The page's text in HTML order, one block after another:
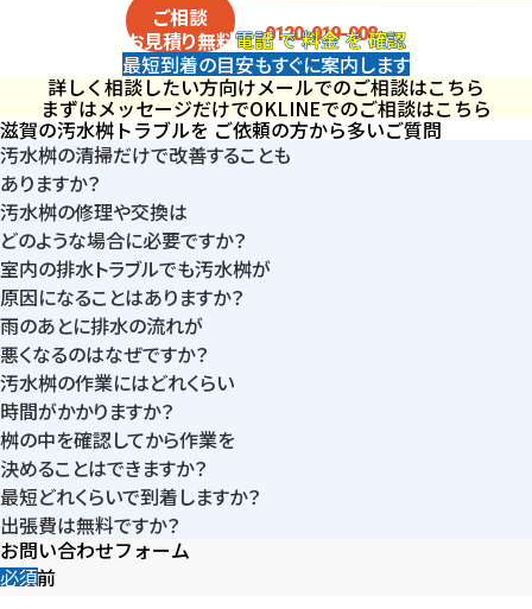
ご相談
お見積り無料電話で料金を確認
0120-019-008
最短到着の目安もすぐに案内します
詳しく相談したい方向けメールでのご相談はこちら
まずはメッセージだけでOKLINEでのご相談はこちら
滋賀の汚水桝トラブルを ご依頼の方から多いご質問
汚水桝の清掃だけで改善することも
ありますか？
はい。桝内部に汚泥や油分が溜まっているだけであれば、清掃の
みで排水の流れが改善するケースもあります。現地で桝の状態を
確認し、清掃で対応できるかどうかを判断します。
汚水桝の修理や交換は
どのような場合に必要ですか？
桝のズレ・ひび割れ・破損など構造的な問題がある場合は、清掃だ
けでは改善しないため修理や交換が必要になることがあります。
状態を確認したうえで、必要な作業内容をご説明します。
室内の排水トラブルでも汚水桝が
原因になることはありますか？
はい。キッチンやトイレの流れが悪い場合でも、実際には屋外の汚
水桝に汚れが溜まっていることが原因になっているケースがありま
す。桝の状態を確認することで、根本原因の特定につながります。
雨のあとに排水の流れが
悪くなるのはなぜですか？
汚水桝の破損やズレにより土砂が流入している場合、雨水と一緒
に堆積物が増え、排水経路を塞ぐことがあります。このような場合
は桝内部の確認や修理が必要になることがあります。
汚水桝の作業にはどれくらい
時間がかかりますか？
清掃であれば60分前後、部分修理や交換が必要な場合は2〜4時
間程度かかるケースが多くなっています。作業前に目安時間をご案
内します。
桝の中を確認してから作業を
決めることはできますか？
はい。現地で桝内部の状態を確認したうえで、清掃・高圧洗浄・修
理・交換のどの対応が必要かをご説明します。内容にご納得いただ
いてから作業を行います。
最短どれくらいで到着しますか？
拠点からの距離によりますが、最短20分～で到着できます。交通状
況により変動しますが、受付時に実際の到着予定をお伝えしていま
す。
出張費は無料ですか？
はい。滋賀県全域で出張費は無料です。距離に関係なく追加料金
はありません。
お問い合わせフォーム
お名前